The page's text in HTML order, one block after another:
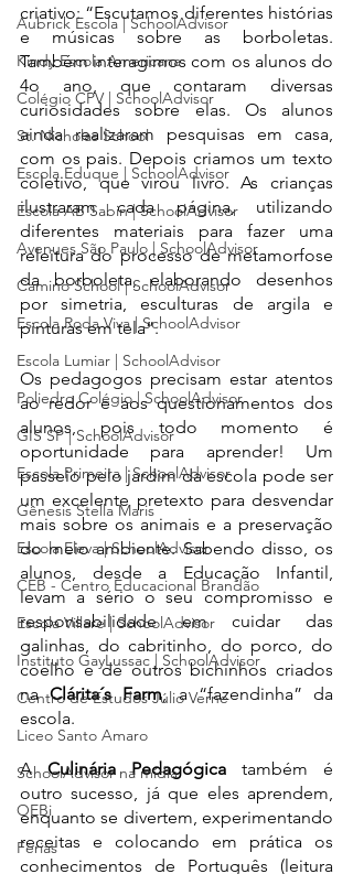
Aubrick Escola | SchoolAdvisor
Kindy Escola Americana
Colégio CPV | SchoolAdvisor
St. Nicholas School
Escola Eduque | SchoolAdvisor
Escola AB Sabin | SchoolAdvisor
Avenues São Paulo | SchoolAdvisor
Camino School | SchoolAdvisor
Escola Roda Viva | SchoolAdvisor
Escola Lumiar | SchoolAdvisor
Poliedro Colégio | SchoolAdvisor
GIS SP | SchoolAdvisor
Escola Primeira | SchoolAdvisor
Gênesis Stella Maris
Escola Eleva | SchoolAdvisor
CEB - Centro Educacional Brandão
Escola Villare | SchoolAdvisor
Instituto GayLussac | SchoolAdvisor
Centro de Estudos Júlio Verne
Liceo Santo Amaro
SchoolAdvisor na mídia
OEBi
Férias
criativo: “Escutamos diferentes histórias
e músicas sobre as borboletas.
Também interagimos com os alunos do
4o ano, que contaram diversas
curiosidades sobre elas. Os alunos
ainda realizaram pesquisas em casa,
com os pais. Depois criamos um texto
coletivo, que virou livro. As crianças
ilustraram cada página, utilizando
diferentes materiais para fazer uma
releitura do processo de metamorfose
da borboleta, elaborando desenhos
por simetria, esculturas de argila e
pinturas em tela”.
Os pedagogos precisam estar atentos
ao redor e aos questionamentos dos
alunos, pois todo momento é
oportunidade para aprender! Um
passeio pelo jardim da escola pode ser
um excelente pretexto para desvendar
mais sobre os animais e a preservação
do meio ambiente. Sabendo disso, os
alunos, desde a Educação Infantil,
levam a sério o seu compromisso e
responsabilidade em cuidar das
galinhas, do cabritinho, do porco, do
coelho e de outros bichinhos criados
na Clárita´s Farm, a “fazendinha” da
escola.
A Culinária Pedagógica também é
outro sucesso, já que eles aprendem,
enquanto se divertem, experimentando
receitas e colocando em prática os
conhecimentos de Português (leitura